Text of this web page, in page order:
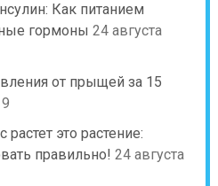
Как питанием
гормоны 24 августа
от прыщей за 15
это растение:
правильно! 24 августа